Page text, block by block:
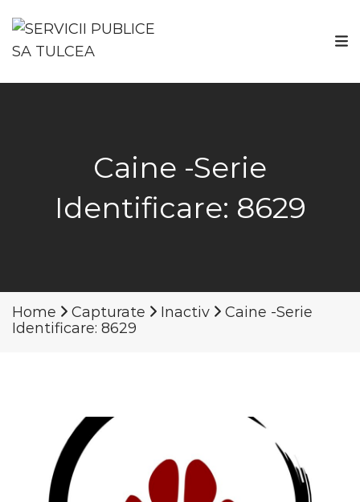
Caine -Serie
Identificare: 8629
Home Capturate Inactiv
Caine -Serie
Identificare: 8629